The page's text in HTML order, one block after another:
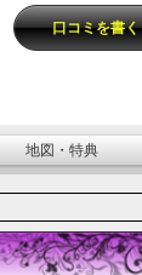
口コミを書く
地図・特典